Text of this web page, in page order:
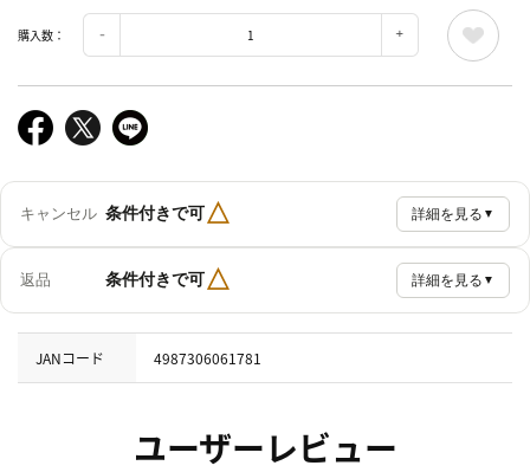
購入数：
キャンセル 条件付きで可△ 詳細を見る ▼
返品 条件付きで可△ 詳細を見る ▼
JANコード 4987306061781
ユーザーレビュー